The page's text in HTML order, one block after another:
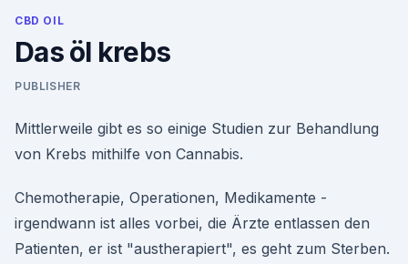
CBD OIL
Das öl krebs
PUBLISHER
Mittlerweile gibt es so einige Studien zur Behandlung
von Krebs mithilfe von Cannabis.
Chemotherapie, Operationen, Medikamente -
irgendwann ist alles vorbei, die Ärzte entlassen den
Patienten, er ist "austherapiert", es geht zum Sterben.